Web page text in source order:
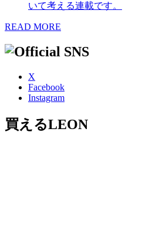
いて考える連載です。
READ MORE
X
Facebook
Instagram
買えるLEON